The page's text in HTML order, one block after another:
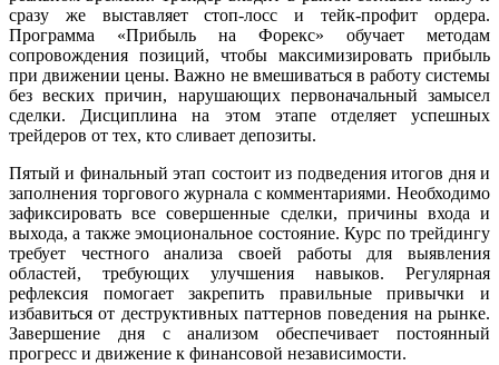
сразу же выставляет стоп-лосс и тейк-профит ордера.
Программа «Прибыль на Форекс» обучает методам
сопровождения позиций, чтобы максимизировать прибыль
при движении цены. Важно не вмешиваться в работу системы
без веских причин, нарушающих первоначальный замысел
сделки. Дисциплина на этом этапе отделяет успешных
трейдеров от тех, кто сливает депозиты.
Пятый и финальный этап состоит из подведения итогов дня и
заполнения торгового журнала с комментариями. Необходимо
зафиксировать все совершенные сделки, причины входа и
выхода, а также эмоциональное состояние. Курс по трейдингу
требует честного анализа своей работы для выявления
областей, требующих улучшения навыков. Регулярная
рефлексия помогает закрепить правильные привычки и
избавиться от деструктивных паттернов поведения на рынке.
Завершение дня с анализом обеспечивает постоянный
прогресс и движение к финансовой независимости.